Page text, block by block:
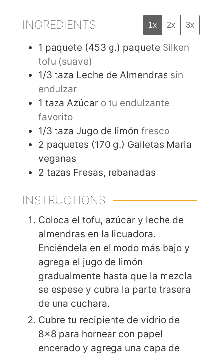
INGREDIENTS 1x 2x 3x
1 paquete (453 g.) paquete Silken
tofu (suave)
1/3 taza Leche de Almendras sin
endulzar
1 taza Azúcar o tu endulzante
favorito
1/3 taza Jugo de limón fresco
2 paquetes (170 g.) Galletas Maria
veganas
2 tazas Fresas, rebanadas
INSTRUCTIONS
Coloca el tofu, azúcar y leche de
almendras en la licuadora.
Enciéndela en el modo más bajo y
agrega el jugo de limón
gradualmente hasta que la mezcla
se espese y cubra la parte trasera
de una cuchara.
Cubre tu recipiente de vidrio de
8×8 para hornear con papel
encerado y agrega una capa de